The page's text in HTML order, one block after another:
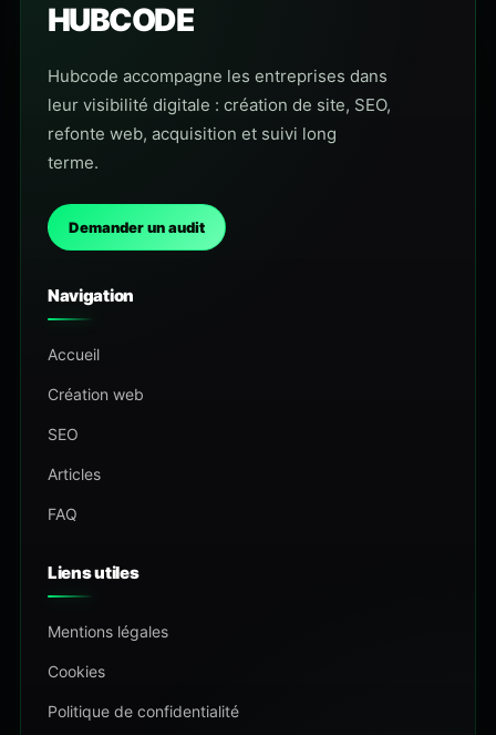
HUBCODE
Hubcode accompagne les entreprises dans
leur visibilité digitale : création de site, SEO,
refonte web, acquisition et suivi long
terme.
Demander un audit
Navigation
Accueil
Création web
SEO
Articles
FAQ
Liens utiles
Mentions légales
Cookies
Politique de confidentialité